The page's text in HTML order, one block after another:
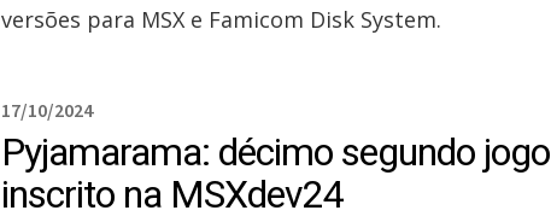
versões para MSX e Famicom Disk System.
17/10/2024
Pyjamarama: décimo segundo jogo
inscrito na MSXdev24